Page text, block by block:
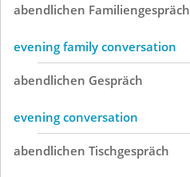
abendlichen Familiengespräch
evening family conversation
abendlichen Gespräch
evening conversation
abendlichen Tischgespräch